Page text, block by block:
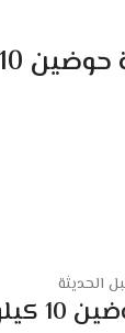
10 كيلو
الحديثة
كيلو